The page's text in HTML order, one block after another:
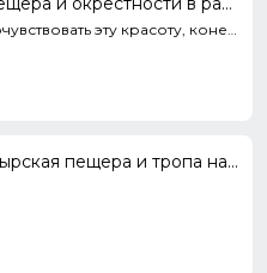
Видеть и прочувствовать эту красоту, конечно, надо самим. Фото, как уж получились)
Сочи. Ахштырская пещера и тропа над Ахштырским каньоном